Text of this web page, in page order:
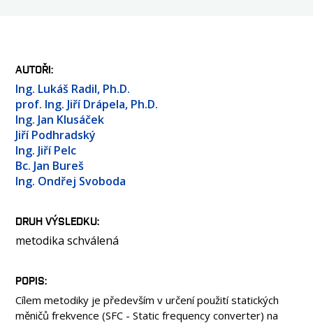
KONFERENCE A SOUTĚŽE
KONTAKT
AUTOŘI
Ing. Lukáš Radil, Ph.D.
prof. Ing. Jiří Drápela, Ph.D.
Ing. Jan Klusáček
Jiří Podhradský
Ing. Jiří Pelc
Bc. Jan Bureš
Ing. Ondřej Svoboda
DRUH VÝSLEDKU
metodika schválená
POPIS
Cílem metodiky je především v určení použití statických
měničů frekvence (SFC - Static frequency converter) na